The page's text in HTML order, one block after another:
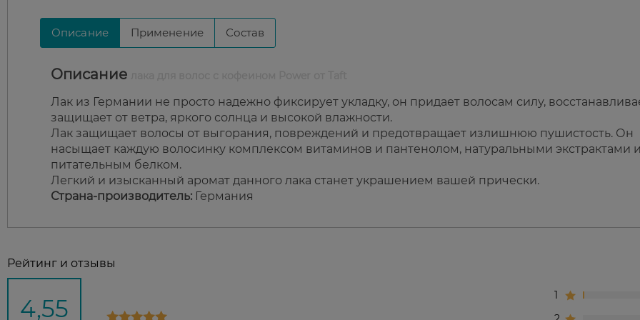
Описание Применение Состав
Описание
Лак из Германии не просто надежно фиксирует укладку, он придает волосам силу,
защищает от ветра, яркого солнца и высокой влажности.
Лак защищает волосы от выгорания, повреждений и предотвращает излишнюю пушистость. Он
насыщает каждую волосинку комплексом витаминов и пантенолом, натуральными экстрактами и
питательным белком.
Легкий и изысканный аромат данного лака станет украшением вашей прически.
Страна-производитель: Германия
Рейтинг и отзывы
4,55 1